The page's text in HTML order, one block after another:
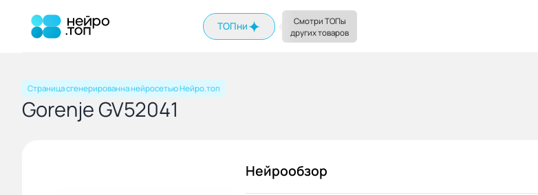
На главную ТОПни
Страница сгенерированна нейросетью Нейро.топ
Gorenje GV52041
Нейрообзор
Смотри ТОПы
других товаров